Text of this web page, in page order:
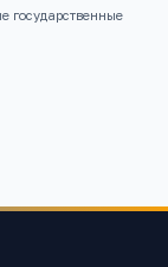
государственные